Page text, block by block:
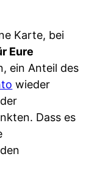
Karte, bei
Eure
ein Anteil des
wieder
Dass es